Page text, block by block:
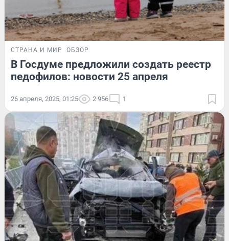
СТРАНА И МИР ОБЗОР
В Госдуме предложили создать реестр
педофилов: новости 25 апреля
26 апреля, 2025, 01:25 2 956 1